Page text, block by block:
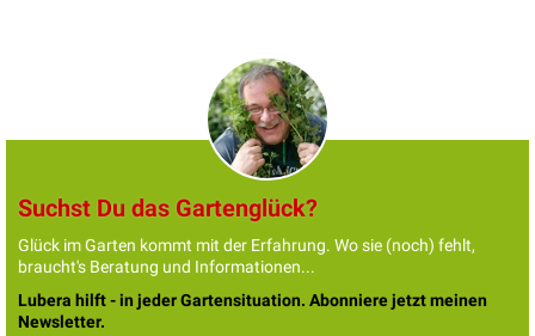
Suchst Du das Gartenglück?
Glück im Garten kommt mit der Erfahrung. Wo sie (noch) fehlt,
braucht's Beratung und Informationen...
Lubera hilft - in jeder Gartensituation. Abonniere jetzt meinen
Newsletter.